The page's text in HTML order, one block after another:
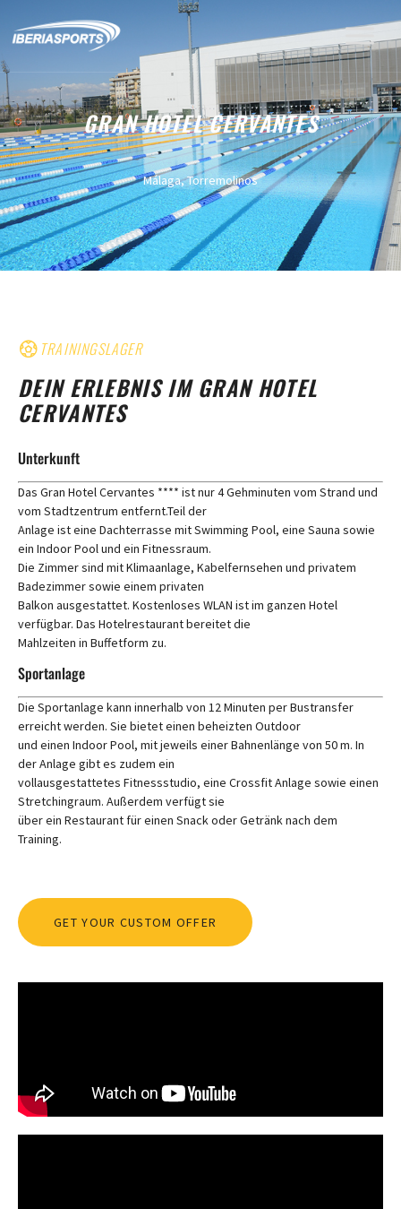
GRAN HOTEL CERVANTES
Málaga,Torremolinos
TRAININGSLAGER
DEIN ERLEBNIS IM GRAN HOTEL
CERVANTES
Unterkunft
Das Gran Hotel Cervantes **** ist nur 4 Gehminuten vom Strand und
vom Stadtzentrum entfernt.Teil der
Anlage ist eine Dachterrasse mit Swimming Pool, eine Sauna sowie
ein Indoor Pool und ein Fitnessraum.
Die Zimmer sind mit Klimaanlage, Kabelfernsehen und privatem
Badezimmer sowie einem privaten
Balkon ausgestattet. Kostenloses WLAN ist im ganzen Hotel
verfügbar. Das Hotelrestaurant bereitet die
Mahlzeiten in Buffetform zu.
Sportanlage
Die Sportanlage kann innerhalb von 12 Minuten per Bustransfer
erreicht werden. Sie bietet einen beheizten Outdoor
und einen Indoor Pool, mit jeweils einer Bahnenlänge von 50 m. In
der Anlage gibt es zudem ein
vollausgestattetes Fitnessstudio, eine Crossfit Anlage sowie einen
Stretchingraum. Außerdem verfügt sie
über ein Restaurant für einen Snack oder Getränk nach dem
Training.
GET YOUR CUSTOM OFFER